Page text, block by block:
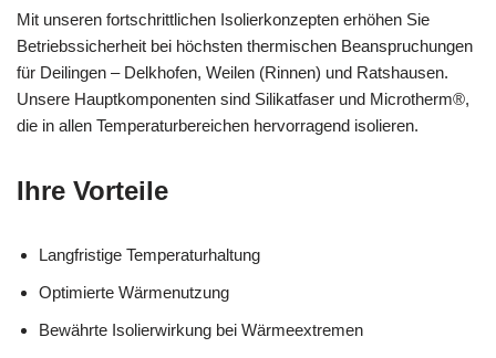
Mit unseren fortschrittlichen Isolierkonzepten erhöhen Sie
Betriebssicherheit bei höchsten thermischen Beanspruchungen
für Deilingen – Delkhofen, Weilen (Rinnen) und Ratshausen.
Unsere Hauptkomponenten sind Silikatfaser und Microtherm®,
die in allen Temperaturbereichen hervorragend isolieren.
Ihre Vorteile
Langfristige Temperaturhaltung
Optimierte Wärmenutzung
Bewährte Isolierwirkung bei Wärmeextremen